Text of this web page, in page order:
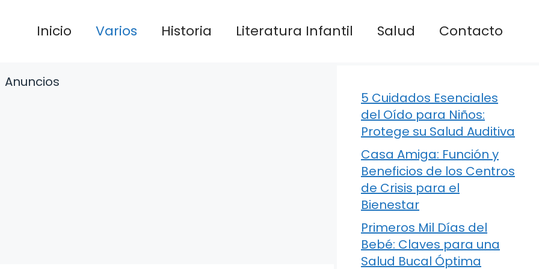
Inicio Varios Historia Literatura Infantil Salud Contacto
Anuncios
5 Cuidados Esenciales
del Oído para Niños:
Protege su Salud Auditiva
Casa Amiga: Función y
Beneficios de los Centros
de Crisis para el
Bienestar
Primeros Mil Días del
Bebé: Claves para una
Salud Bucal Óptima